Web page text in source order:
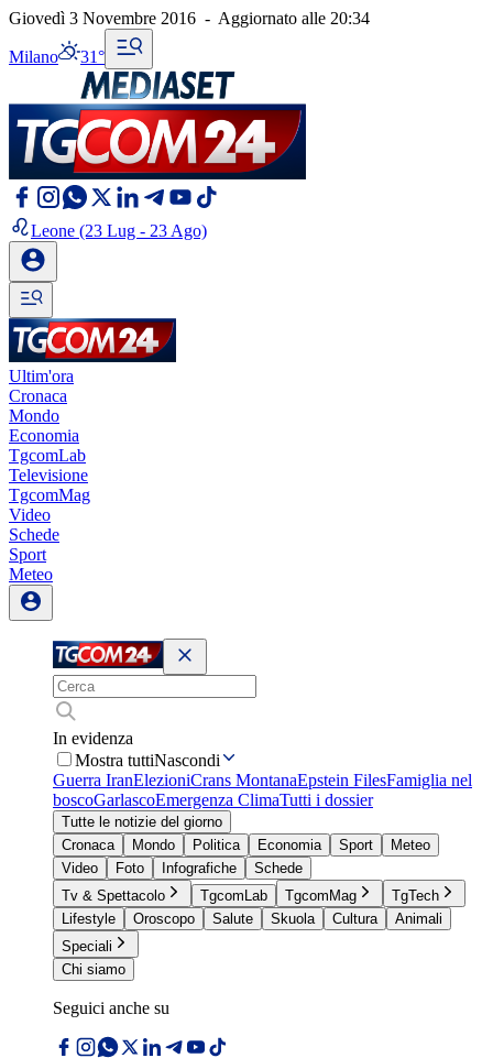
Giovedì 3 Novembre 2016 - Aggiornato alle 20:34
Milano 31°
Leone (23 Lug - 23 Ago)
Ultim'ora
Cronaca
Mondo
Economia
TgcomLab
Televisione
TgcomMag
Video
Schede
Sport
Meteo
In evidenza
Mostra tuttiNascondi
Guerra IranElezioniCrans MontanaEpstein FilesFamiglia nel
boscoGarlascoEmergenza ClimaTutti i dossier
Tutte le notizie del giorno
Cronaca
Mondo Politica Economia Sport
Meteo
Video
Foto Infografiche
Schede
Tv & Spettacolo
TgcomLab TgcomMag
TgTech
Lifestyle
Oroscopo Salute Skuola Cultura
Animali
Speciali
Chi siamo
Seguici anche su